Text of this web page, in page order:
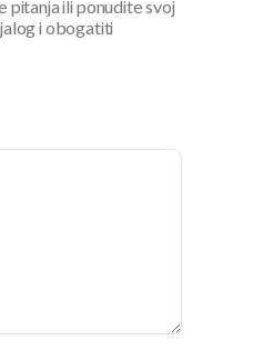
pitanja ili ponudite svoj
i obogatiti